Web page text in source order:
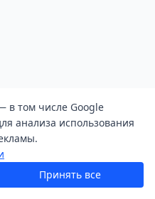
в том числе Google
анализа использования
Принять все